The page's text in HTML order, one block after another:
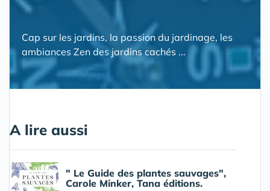
Cap sur les jardins, la passion du jardinage, les
ambiances Zen des jardins cachés ...
A lire aussi
" Le Guide des plantes sauvages",
Carole Minker, Tana éditions.